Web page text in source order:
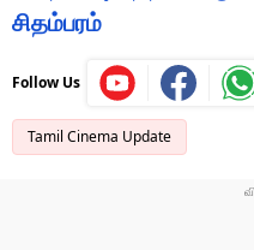
சிதம்பரம்
Follow Us
Tamil Cinema Update